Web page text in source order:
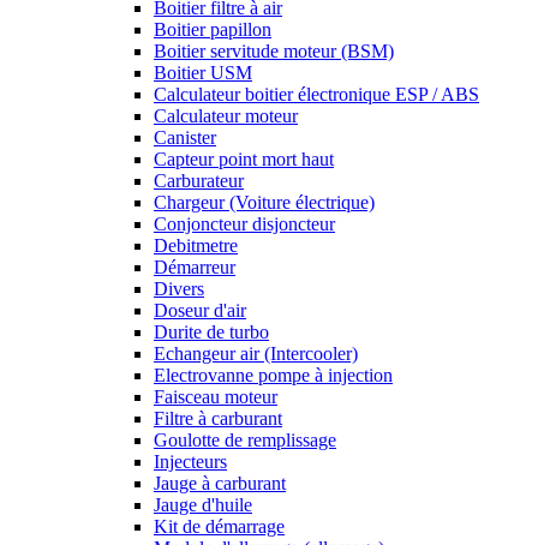
Boitier filtre à air
Boitier papillon
Boitier servitude moteur (BSM)
Boitier USM
Calculateur boitier électronique ESP / ABS
Calculateur moteur
Canister
Capteur point mort haut
Carburateur
Chargeur (Voiture électrique)
Conjoncteur disjoncteur
Debitmetre
Démarreur
Divers
Doseur d'air
Durite de turbo
Echangeur air (Intercooler)
Electrovanne pompe à injection
Faisceau moteur
Filtre à carburant
Goulotte de remplissage
Injecteurs
Jauge à carburant
Jauge d'huile
Kit de démarrage